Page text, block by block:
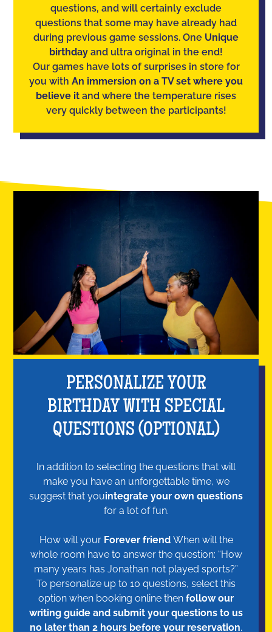
questions, and will certainly exclude
questions that some may have already had
during previous game sessions. One Unique
birthday and ultra original in the end!
Our games have lots of surprises in store for
you with An immersion on a TV set where you
believe it and where the temperature rises
very quickly between the participants!
PERSONALIZE YOUR
BIRTHDAY WITH SPECIAL
QUESTIONS (OPTIONAL)
In addition to selecting the questions that will
make you have an unforgettable time, we
suggest that youintegrate your own questions
for a lot of fun.
How will your Forever friend When will the
whole room have to answer the question: “How
many years has Jonathan not played sports?”
To personalize up to 10 questions, select this
option when booking online then follow our
writing guide and submit your questions to us
no later than 2 hours before your reservation.